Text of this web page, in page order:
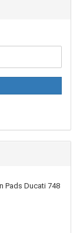
Pads Ducati 748